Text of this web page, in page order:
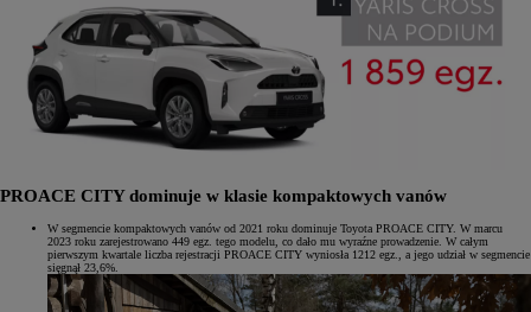
PROACE CITY dominuje w klasie kompaktowych vanów
W segmencie kompaktowych vanów od 2021 roku dominuje Toyota PROACE CITY. W marcu
2023 roku zarejestrowano 449 egz. tego modelu, co dało mu wyraźne prowadzenie. W całym
pierwszym kwartale liczba rejestracji PROACE CITY wyniosła 1212 egz., a jego udział w segmencie
sięgnął 23,6%.